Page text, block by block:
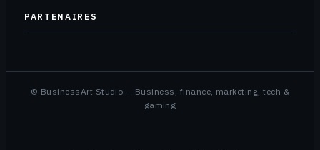
PARTENAIRES
© BusinessArt Studio — Business, finance, marketing, tech &
gaming